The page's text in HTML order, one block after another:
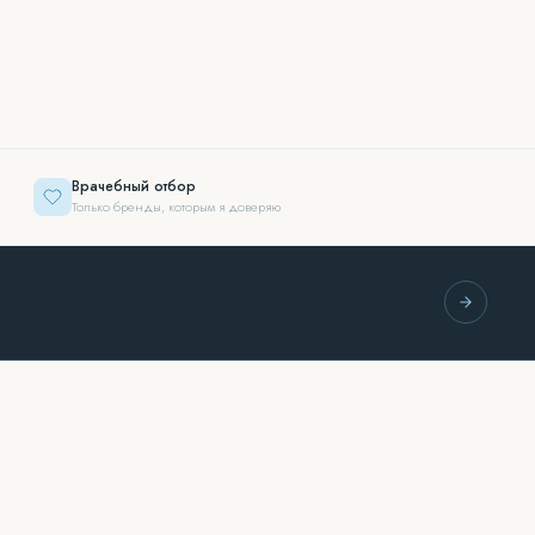
Врачебный отбор
Только бренды, которым я доверяю